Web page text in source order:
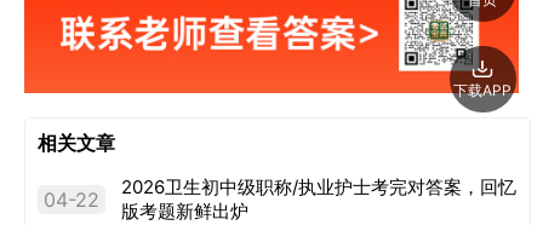
下载APP
相关文章
04-22
2026卫生初中级职称/执业护士考完对答案，回忆
版考题新鲜出炉